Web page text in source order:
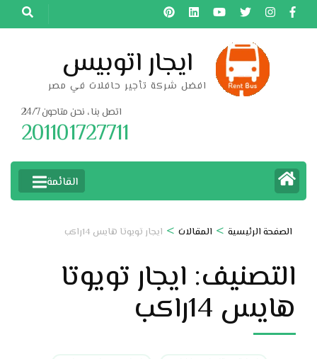
تخطى
إلى
ايجار اتوبيس
افضل شركة تأجير حافلات في مصر
اتصل بنا ، نحن متاحون 24/7
201101727711
القائمة
الصفحة الرئيسية > المقالات > ايجار تويوتا هايس 14راكب
التصنيف: ايجار تويوتا
هايس 14راكب